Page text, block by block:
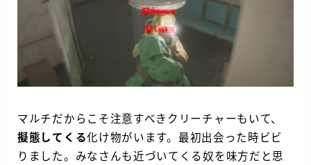
マルチだからこそ注意すべきクリーチャーもいて、
擬態してくる化け物がいます。最初出会った時ビビ
りました。みなさんも近づいてくる奴を味方だと思